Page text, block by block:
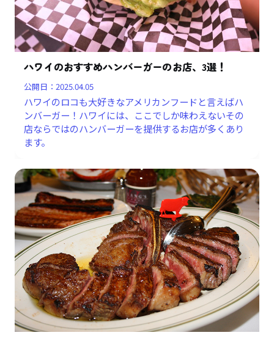
ハワイのおすすめハンバーガーのお店、3選！
公開日：2025.04.05
ハワイのロコも大好きなアメリカンフードと言えばハ
ンバーガー！ハワイには、ここでしか味わえないその
店ならではのハンバーガーを提供するお店が多くあり
ます。